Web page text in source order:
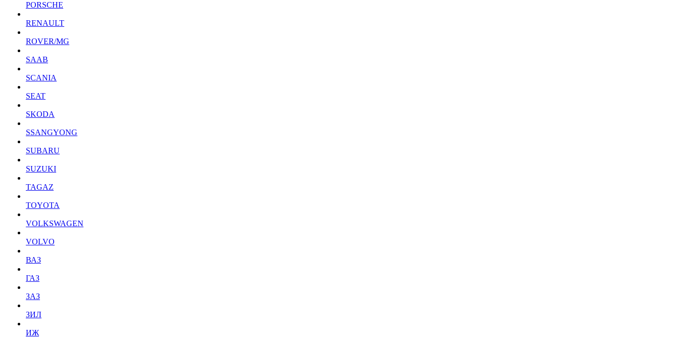
PORSCHE
RENAULT
ROVER/MG
SAAB
SCANIA
SEAT
SKODA
SSANGYONG
SUBARU
SUZUKI
TAGAZ
TOYOTA
VOLKSWAGEN
VOLVO
ВАЗ
ГАЗ
ЗАЗ
ЗИЛ
ИЖ